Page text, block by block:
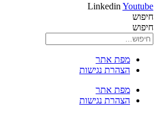
Linkedin Youtube
חיפוש
חיפוש
מפת אתר
הצהרת נגישות
מפת אתר
הצהרת נגישות